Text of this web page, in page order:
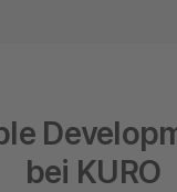
bei KURO